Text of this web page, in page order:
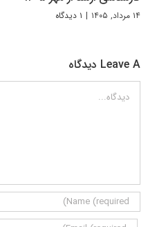
۱۴ مرداد, ۱۴۰۵ | ۱ دیدگاه
Leave A دیدگاه
دیدگاه